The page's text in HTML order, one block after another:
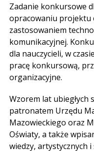
Zadanie konkursowe
opracowaniu projektu
zastosowaniem
komunikacyjnej.
dla nauczycieli, w
pracę konkursową,
organizacyjne.
Wzorem lat ubiegłych
patronatem Urzędu
Mazowieckiego oraz
Oświaty, a także
wiedzy, artystycznych